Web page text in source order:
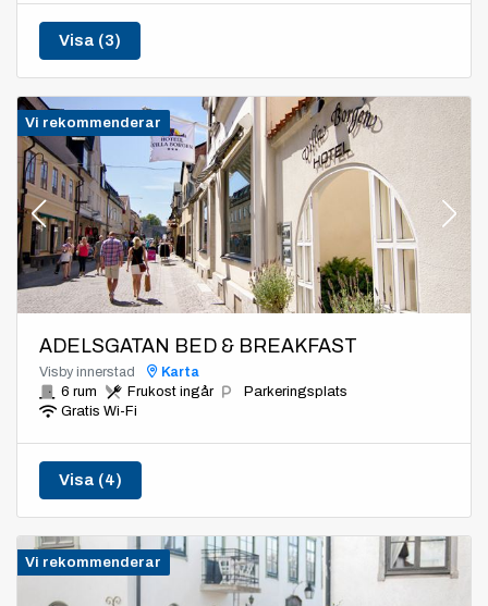
Visa (3)
Vi rekommenderar
ADELSGATAN BED & BREAKFAST
Visby innerstad
Karta
6 rum
Frukost ingår
Parkeringsplats
Gratis Wi-Fi
Visa (4)
Vi rekommenderar